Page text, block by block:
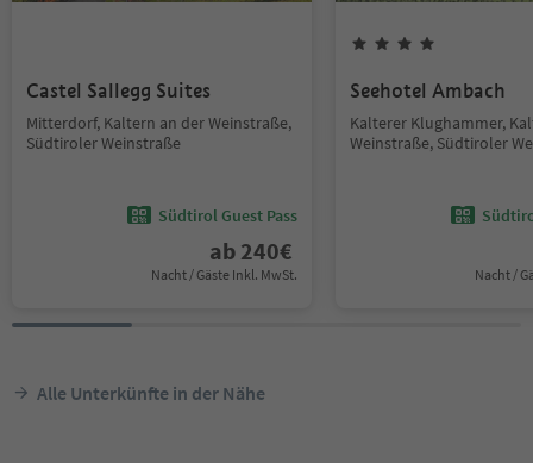
Castel Sallegg Suites
Mitterdorf, Kaltern an der Weinstraße,
Südtiroler Weinstraße
Südtirol Guest Pass
ab 240€
Nacht / Gäste Inkl. MwSt.
Seehotel Ambach
Kalterer Klughammer,
Weinstraße, Südtiroler
Nacht /
Alle Unterkünfte in der Nähe